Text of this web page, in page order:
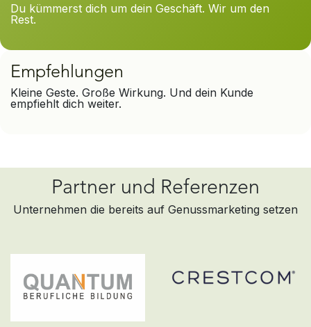
Du kümmerst dich um dein Geschäft. Wir um den
Rest.
Empfehlungen
Kleine Geste. Große Wirkung. Und dein Kunde
empfiehlt dich weiter.
Partner und Referenzen
Unternehmen die bereits auf Genussmarketing setzen